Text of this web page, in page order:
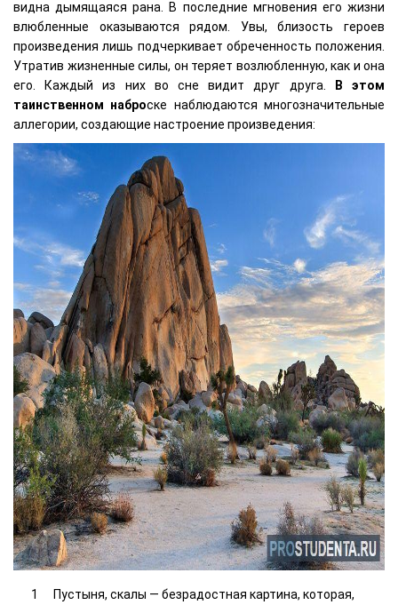
видна дымящаяся рана. В последние мгновения его жизни
влюбленные оказываются рядом. Увы, близость героев
произведения лишь подчеркивает обреченность положения.
Утратив жизненные силы, он теряет возлюбленную, как и она
его. Каждый из них во сне видит друг друга. В этом
таинственном наброске наблюдаются многозначительные
аллегории, создающие настроение произведения:
Пустыня, скалы — безрадостная картина, которая,